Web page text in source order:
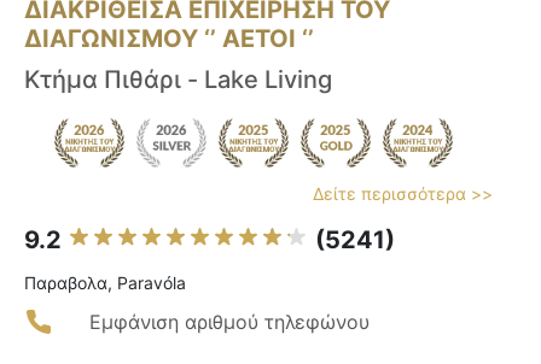
ΔΙΑΚΡΙΘΕΙΣΑ ΕΠΙΧΕΙΡΗΣΗ ΤΟΥ
ΔΙΑΓΩΝΙΣΜΟΥ ‘’ ΑΕΤΟΙ ‘’
Κτήμα Πιθάρι - Lake Living
Δείτε περισσότερα >>
9.2 (5241)
Παραβολα, Paravóla
Εμφάνιση αριθμού τηλεφώνου